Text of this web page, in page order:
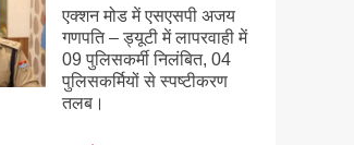
एक्शन मोड में एसएसपी अजय
गणपति – ड्यूटी में लापरवाही में
09 पुलिसकर्मी निलंबित, 04
पुलिसकर्मियों से स्पष्टीकरण
तलब।